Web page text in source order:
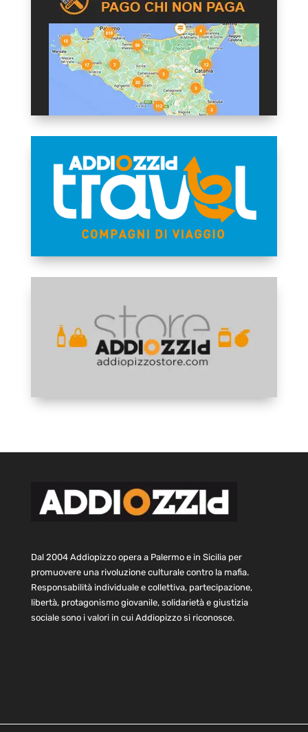
Dal 2004 Addiopizzo opera a Palermo e in Sicilia per
promuovere una rivoluzione culturale contro la mafia.
Responsabilità individuale e collettiva, partecipazione,
libertà, protagonismo giovanile, solidarietà e giustizia
sociale sono i valori in cui Addiopizzo si riconosce.